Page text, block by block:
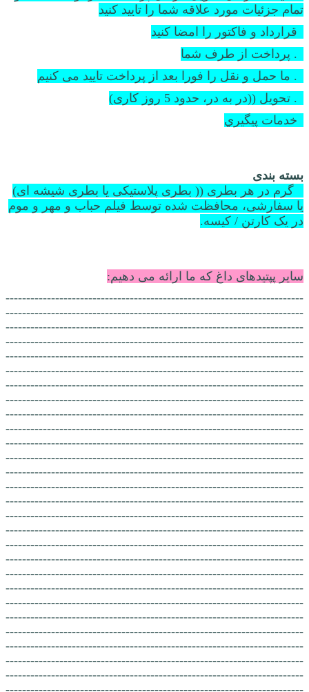
تمام جزئیات مورد علاقه شما را تایید کنید
بسته بندی
1 گرم در هر بطری (( بطری پلاستیکی یا بطری شیشه ای)
یا سفارشی، محافظت شده توسط فیلم حباب و مهر و موم
در یک کارتن / کیسه.
سایر پپتیدهای داغ که ما ارائه می دهیم:
------------------------------------------------------------------------
------------------------------------------------------------------------
------------------------------------------------------------------------
------------------------------------------------------------------------
------------------------------------------------------------------------
------------------------------------------------------------------------
------------------------------------------------------------------------
------------------------------------------------------------------------
------------------------------------------------------------------------
------------------------------------------------------------------------
------------------------------------------------------------------------
------------------------------------------------------------------------
------------------------------------------------------------------------
------------------------------------------------------------------------
------------------------------------------------------------------------
------------------------------------------------------------------------
------------------------------------------------------------------------
------------------------------------------------------------------------
------------------------------------------------------------------------
------------------------------------------------------------------------
------------------------------------------------------------------------
------------------------------------------------------------------------
------------------------------------------------------------------------
------------------------------------------------------------------------
------------------------------------------------------------------------
------------------------------------------------------------------------
------------------------------------------------------------------------